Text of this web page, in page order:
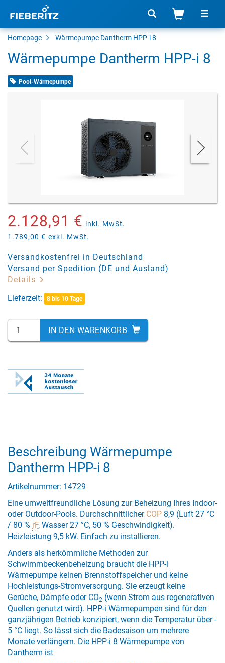
Homepage Wärmepumpe Dantherm HPP-i 8
Wärmepumpe Dantherm HPP-i 8
Pool-Wärmepumpe
2.128,91 € inkl. MwSt.
1.789,00 € exkl. MwSt.
Versandkostenfrei in Deutschland
Versand per Spedition (DE und Ausland)
Details
Lieferzeit:
8 bis 10 Tage
IN DEN WARENKORB
Beschreibung Wärmepumpe
Dantherm HPP-i 8
Artikelnummer: 14729
Eine umweltfreundliche Lösung zur Beheizung Ihres Indoor-
oder Outdoor-Pools. Durchschnittlicher COP 8,9 (Luft 27 °C
/ 80 % rF, Wasser 27 °C, 50 % Geschwindigkeit).
Heizleistung 9,5 kW. Einfach zu installieren.
Anders als herkömmliche Methoden zur
Schwimmbeckenbeheizung braucht die HPP-i
Wärmepumpe keinen Brennstoffspeicher und keine
Hochleistungs-Stromversorgung. Sie erzeugt keine
Gerüche, Dämpfe oder CO2 (wenn Strom aus regenerativen
Quellen genutzt wird). HPP-i Wärmepumpen sind für den
ganzjährigen Betrieb konzipiert, wenn die Temperatur über -
5 °C liegt. So lässt sich die Badesaison um mehrere
Monate verlängern. Die HPP-i 8 Wärmepumpe von
Dantherm ist